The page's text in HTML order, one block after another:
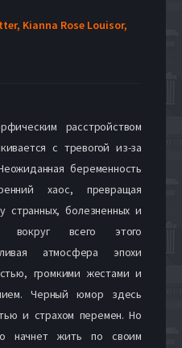
Kianna Rose Louisor,
расстройством
с тревогой из-за
беременность
хаос, превращая
странных, болезненных и
всего этого
атмосфера эпохи
громкими жестами и
Черный юмор здесь
и страхом перемен. Но
начнет жить по своим